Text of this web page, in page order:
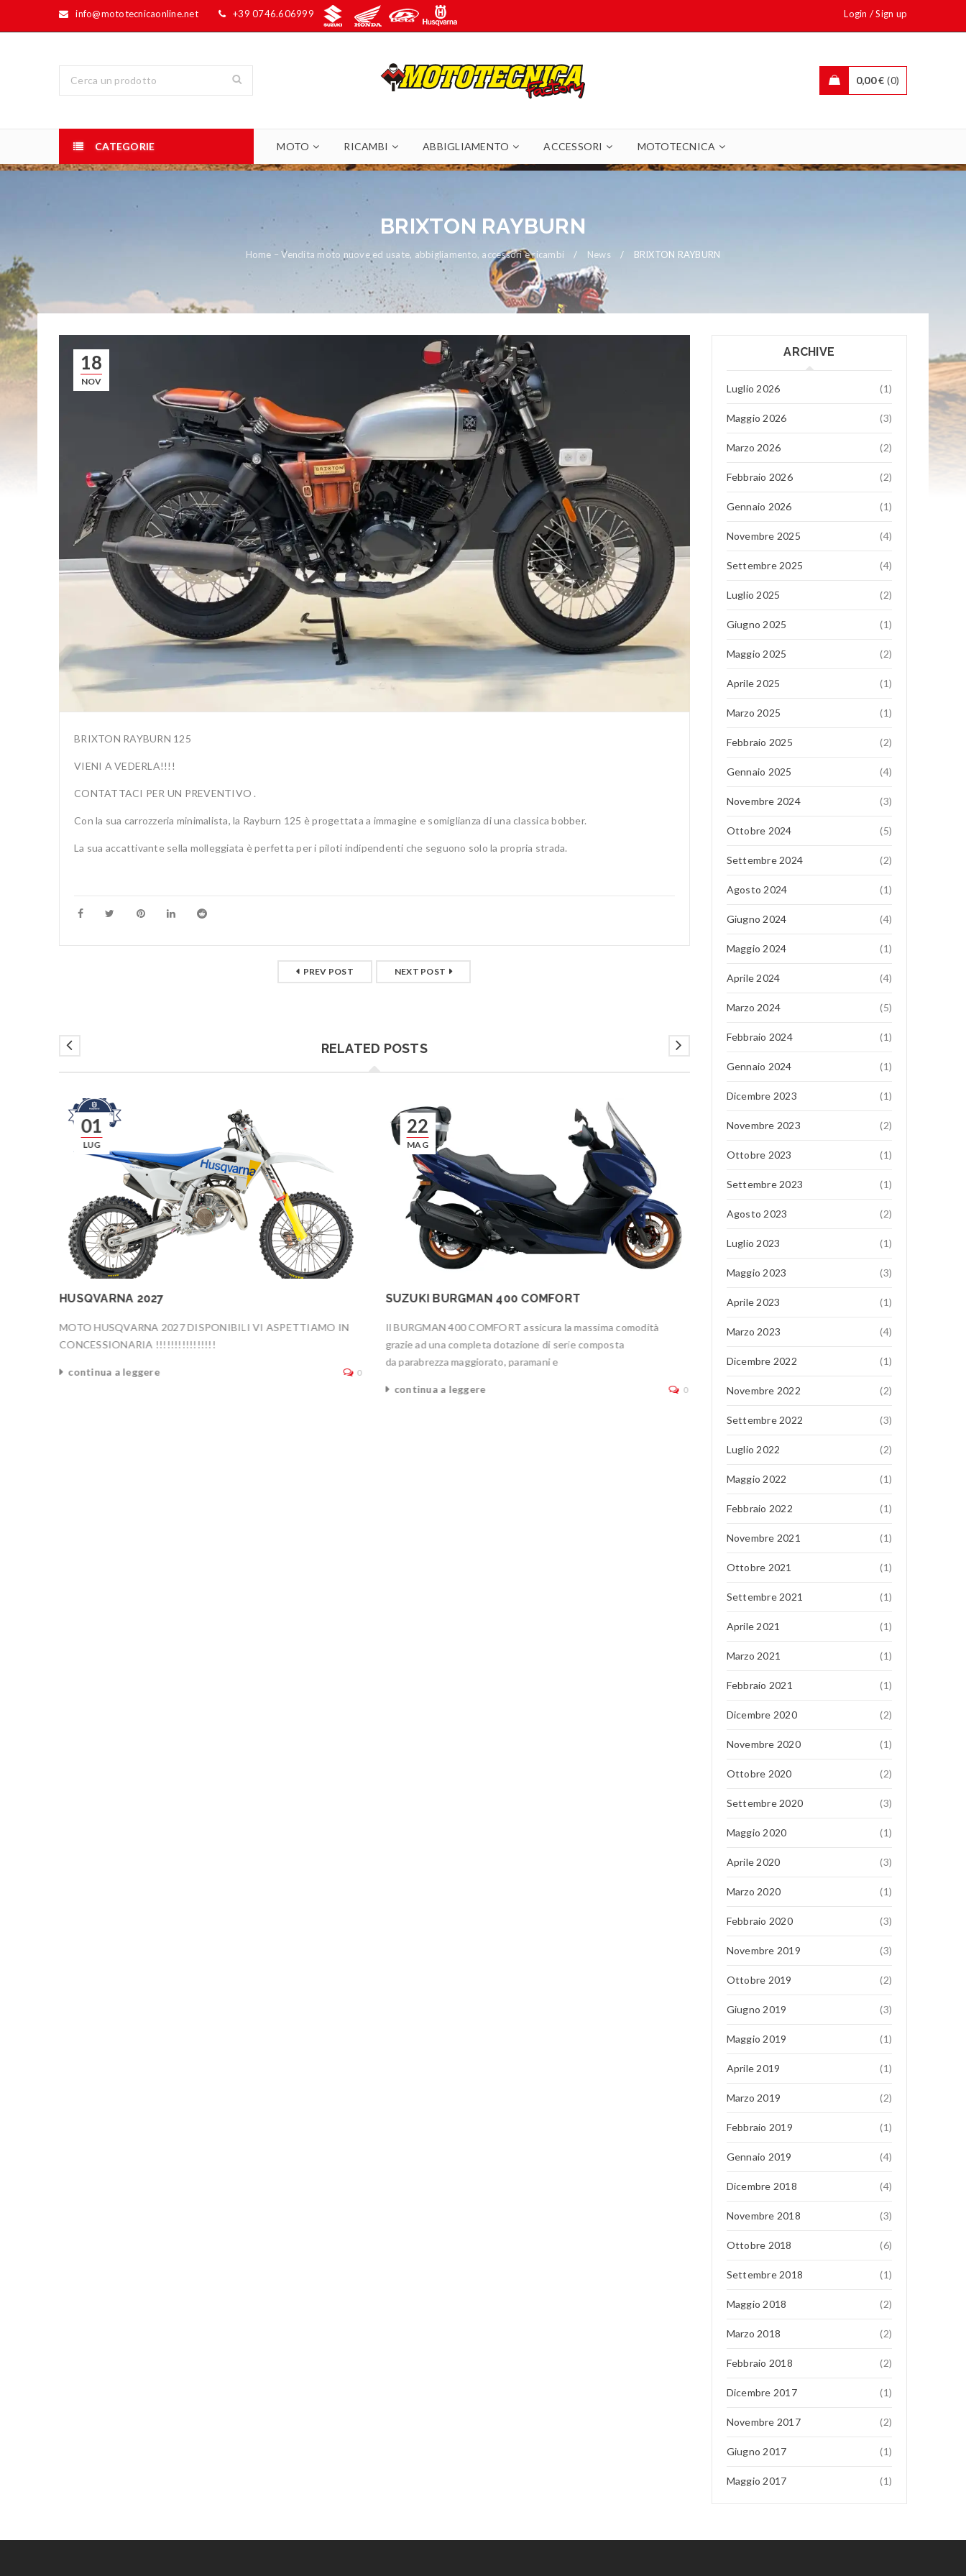
info@mototecnicaonline.net +39 0746.606999 Login /Sign up
0,00€ 0
CATEGORIE MOTO RICAMBI ABBIGLIAMENTO ACCESSORI MOTOTECNICA
BRIXTON RAYBURN
Home – Vendita moto nuove ed usate, abbigliamento, accessori e ricambi / News / BRIXTON RAYBURN
18
NOV
BRIXTON RAYBURN 125
VIENI A VEDERLA!!!!
CONTATTACI PER UN PREVENTIVO .
Con la sua carrozzeria minimalista, la Rayburn 125 è progettata a immagine e somiglianza di una classica bobber.
La sua accattivante sella molleggiata è perfetta per i piloti indipendenti che seguono solo la propria strada.
PREV POST NEXT POST
RELATED POSTS
01
LUG
HUSQVARNA 2027
MOTO HUSQVARNA 2027 DISPONIBILI VI ASPETTIAMO IN
CONCESSIONARIA !!!!!!!!!!!!!!!!
continua a leggere 0
22
MAG
SUZUKI BURGMAN 400 COMFORT
Il BURGMAN 400 COMFORT assicura la massima comodità
grazie ad una completa dotazione di serie composta
da parabrezza maggiorato, paramani e
continua a leggere 0
16
QJ SRK 921 RR
TUTTA L’ELETTRONICA CHE SERVE In sella alla SRK
acceleratore
continua a leggere
ARCHIVE
Luglio 2026 (1)
Maggio 2026 (3)
Marzo 2026 (2)
Febbraio 2026 (2)
Gennaio 2026 (1)
Novembre 2025 (4)
Settembre 2025 (4)
Luglio 2025 (2)
Giugno 2025 (1)
Maggio 2025 (2)
Aprile 2025 (1)
Marzo 2025 (1)
Febbraio 2025 (2)
Gennaio 2025 (4)
Novembre 2024 (3)
Ottobre 2024 (5)
Settembre 2024 (2)
Agosto 2024 (1)
Giugno 2024 (4)
Maggio 2024 (1)
Aprile 2024 (4)
Marzo 2024 (5)
Febbraio 2024 (1)
Gennaio 2024 (1)
Dicembre 2023 (1)
Novembre 2023 (2)
Ottobre 2023 (1)
Settembre 2023 (1)
Agosto 2023 (2)
Luglio 2023 (1)
Maggio 2023 (3)
Aprile 2023 (1)
Marzo 2023 (4)
Dicembre 2022 (1)
Novembre 2022 (2)
Settembre 2022 (3)
Luglio 2022 (2)
Maggio 2022 (1)
Febbraio 2022 (1)
Novembre 2021 (1)
Ottobre 2021 (1)
Settembre 2021 (1)
Aprile 2021 (1)
Marzo 2021 (1)
Febbraio 2021 (1)
Dicembre 2020 (2)
Novembre 2020 (1)
Ottobre 2020 (2)
Settembre 2020 (3)
Maggio 2020 (1)
Aprile 2020 (3)
Marzo 2020 (1)
Febbraio 2020 (3)
Novembre 2019 (3)
Ottobre 2019 (2)
Giugno 2019 (3)
Maggio 2019 (1)
Aprile 2019 (1)
Marzo 2019 (2)
Febbraio 2019 (1)
Gennaio 2019 (4)
Dicembre 2018 (4)
Novembre 2018 (3)
Ottobre 2018 (6)
Settembre 2018 (1)
Maggio 2018 (2)
Marzo 2018 (2)
Febbraio 2018 (2)
Dicembre 2017 (1)
Novembre 2017 (2)
Giugno 2017 (1)
Maggio 2017 (1)